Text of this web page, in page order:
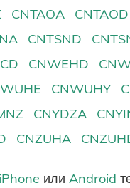
CNTAOA CNTAOD
CNTSND
CNWEHD
CNWUHY
CNYDZA
CNZUHA
iPhone или Android